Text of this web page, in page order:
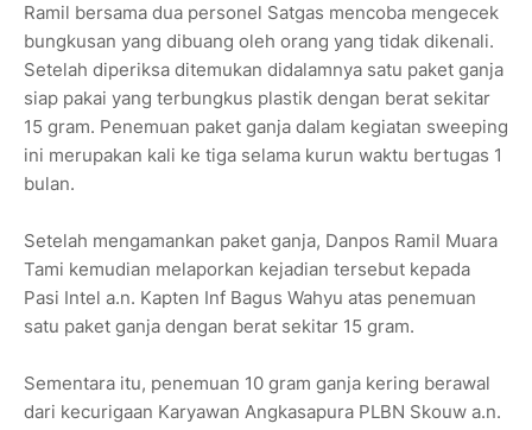
Ramil bersama dua personel Satgas mencoba mengecek
bungkusan yang dibuang oleh orang yang tidak dikenali.
Setelah diperiksa ditemukan didalamnya satu paket ganja
siap pakai yang terbungkus plastik dengan berat sekitar
15 gram. Penemuan paket ganja dalam kegiatan sweeping
ini merupakan kali ke tiga selama kurun waktu bertugas 1
bulan.
Setelah mengamankan paket ganja, Danpos Ramil Muara
Tami kemudian melaporkan kejadian tersebut kepada
Pasi Intel a.n. Kapten Inf Bagus Wahyu atas penemuan
satu paket ganja dengan berat sekitar 15 gram.
Sementara itu, penemuan 10 gram ganja kering berawal
dari kecurigaan Karyawan Angkasapura PLBN Skouw a.n.